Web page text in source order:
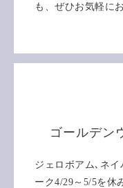
も、ぜひお気軽に
ゴールデン
ジェロボアム､ネ
ーク4/29～5/5を休